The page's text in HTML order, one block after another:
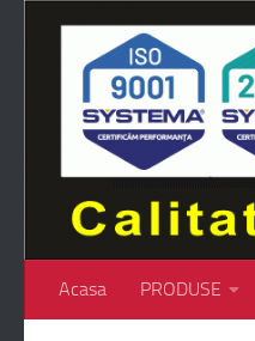
Skip to content
Acasa PRODUSE